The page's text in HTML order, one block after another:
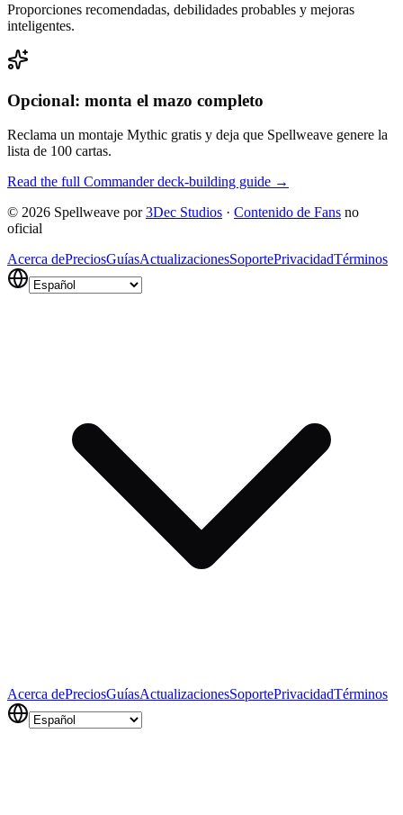
Proporciones recomendadas, debilidades probables y mejoras
inteligentes.
Opcional: monta el mazo completo
Reclama un montaje Mythic gratis y deja que Spellweave genere la
lista de 100 cartas.
Read the full Commander deck-building guide →
© 2026 Spellweave por 3Dec Studios · Contenido de Fans no
oficial
Acerca dePreciosGuíasActualizacionesSoportePrivacidadTérminos
Acerca dePreciosGuíasActualizacionesSoportePrivacidadTérminos